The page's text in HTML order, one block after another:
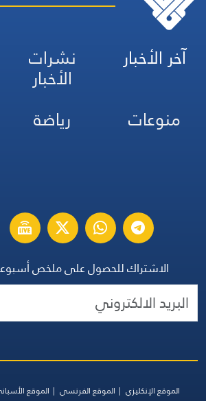
آخر الأخبار نشرات
الأخبار
منوعات
رياضة
الاشتراك للحصول على ملخص
الموقع الإنكليزي الموقع الفرنسي الموقع